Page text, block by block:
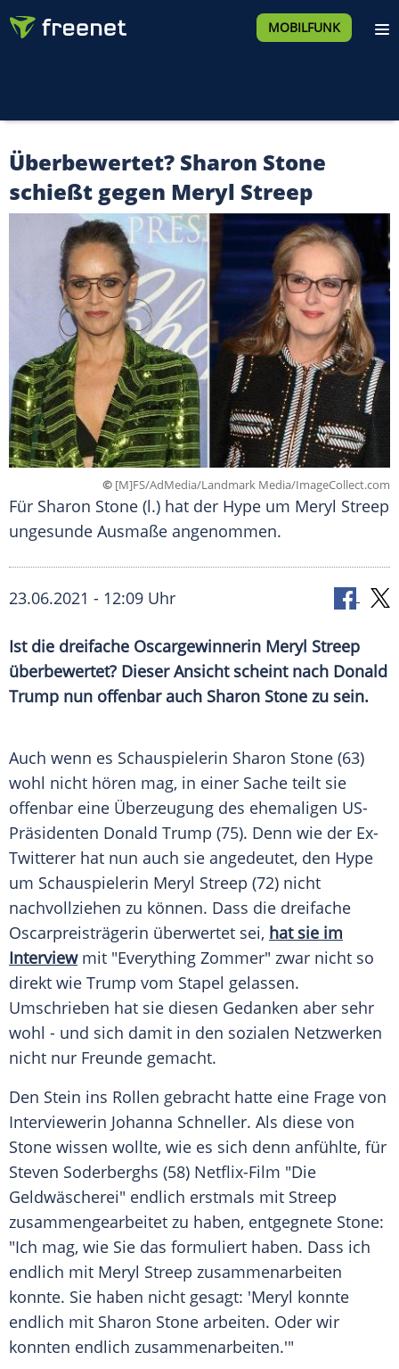
MOBILFUNK
Überbewertet? Sharon Stone
schießt gegen Meryl Streep
© [M]FS/AdMedia/Landmark Media/ImageCollect.com
Für Sharon Stone (l.) hat der Hype um Meryl Streep
ungesunde Ausmaße angenommen.
23.06.2021 - 12:09 Uhr
Ist die dreifache Oscargewinnerin Meryl Streep
überbewertet? Dieser Ansicht scheint nach Donald
Trump nun offenbar auch Sharon Stone zu sein.
Auch wenn es Schauspielerin Sharon Stone (63)
wohl nicht hören mag, in einer Sache teilt sie
offenbar eine Überzeugung des ehemaligen US-
Präsidenten Donald Trump (75). Denn wie der Ex-
Twitterer hat nun auch sie angedeutet, den Hype
um Schauspielerin Meryl Streep (72) nicht
nachvollziehen zu können. Dass die dreifache
Oscarpreisträgerin überwertet sei, hat sie im
Interviewmit "Everything Zommer" zwar nicht so
direkt wie Trump vom Stapel gelassen.
Umschrieben hat sie diesen Gedanken aber sehr
wohl - und sich damit in den sozialen Netzwerken
nicht nur Freunde gemacht.
Den Stein ins Rollen gebracht hatte eine Frage von
Interviewerin Johanna Schneller. Als diese von
Stone wissen wollte, wie es sich denn anfühlte, für
Steven Soderberghs (58) Netflix-Film "Die
Geldwäscherei" endlich erstmals mit Streep
zusammengearbeitet zu haben, entgegnete Stone:
"Ich mag, wie Sie das formuliert haben. Dass ich
endlich mit Meryl Streep zusammenarbeiten
konnte. Sie haben nicht gesagt: 'Meryl konnte
endlich mit Sharon Stone arbeiten. Oder wir
konnten endlich zusammenarbeiten.'"